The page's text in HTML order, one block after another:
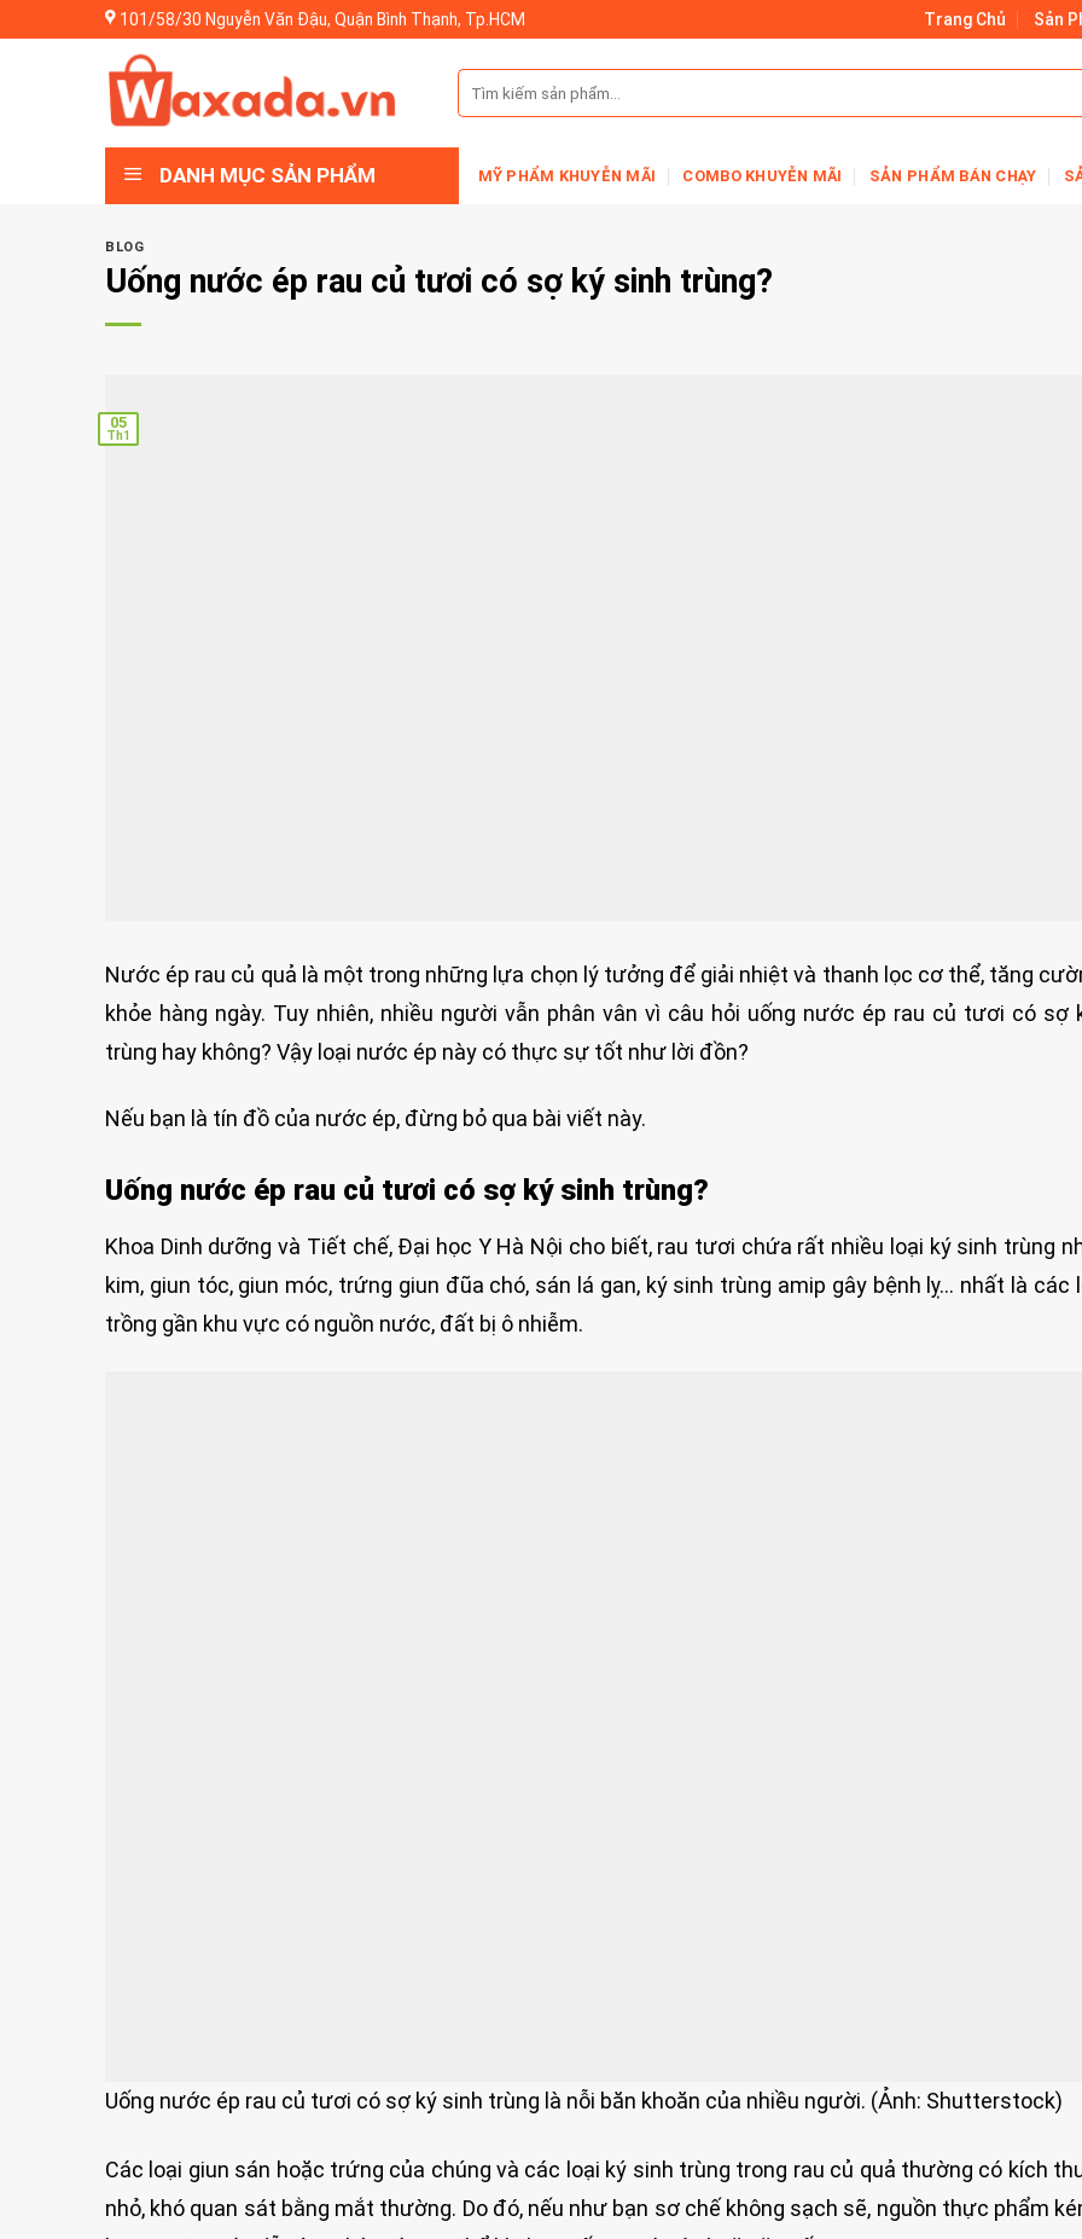
to
101/58/30 Nguyễn Văn Đậu, Quận Bình Thạnh, Tp.HCM Trang Chủ Sản
Tìm
kiếm:
DANH MỤC SẢN PHẨM MỸ PHẨM KHUYỄN MÃI COMBO KHUYỄN MÃI SẢN PHẨM BÁN CHẠY
BLOG
Uống nước ép rau củ tươi có sợ ký sinh trùng?
05
Th1
Nước ép rau củ quả là một trong những lựa chọn lý tưởng để giải nhiệt và thanh lọc cơ thể, tăng
khỏe hàng ngày. Tuy nhiên, nhiều người vẫn phân vân vì câu hỏi uống nước ép rau củ tươi có sợ
trùng hay không? Vậy loại nước ép này có thực sự tốt như lời đồn?
Nếu bạn là tín đồ của nước ép, đừng bỏ qua bài viết này.
Uống nước ép rau củ tươi có sợ ký sinh trùng?
Khoa Dinh dưỡng và Tiết chế, Đại học Y Hà Nội cho biết, rau tươi chứa rất nhiều loại ký sinh trùng
kim, giun tóc, giun móc, trứng giun đũa chó, sán lá gan, ký sinh trùng amip gây bệnh lỵ… nhất là các
trồng gần khu vực có nguồn nước, đất bị ô nhiễm.
Uống nước ép rau củ tươi có sợ ký sinh trùng là nỗi băn khoăn của nhiều người. (Ảnh: Shutterstock)
Các loại giun sán hoặc trứng của chúng và các loại ký sinh trùng trong rau củ quả thường có kích
nhỏ, khó quan sát bằng mắt thường. Do đó, nếu như bạn sơ chế không sạch sẽ, nguồn thực phẩm